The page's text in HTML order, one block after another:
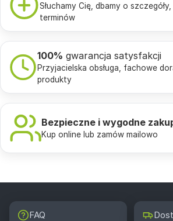
Słuchamy Cię, dbamy o
terminów
100% gwarancja satysfakcji
Przyjacielska obsługa, fachowe
produkty
Bezpieczne i wygodne
Kup online lub zamów mailowo
FAQ